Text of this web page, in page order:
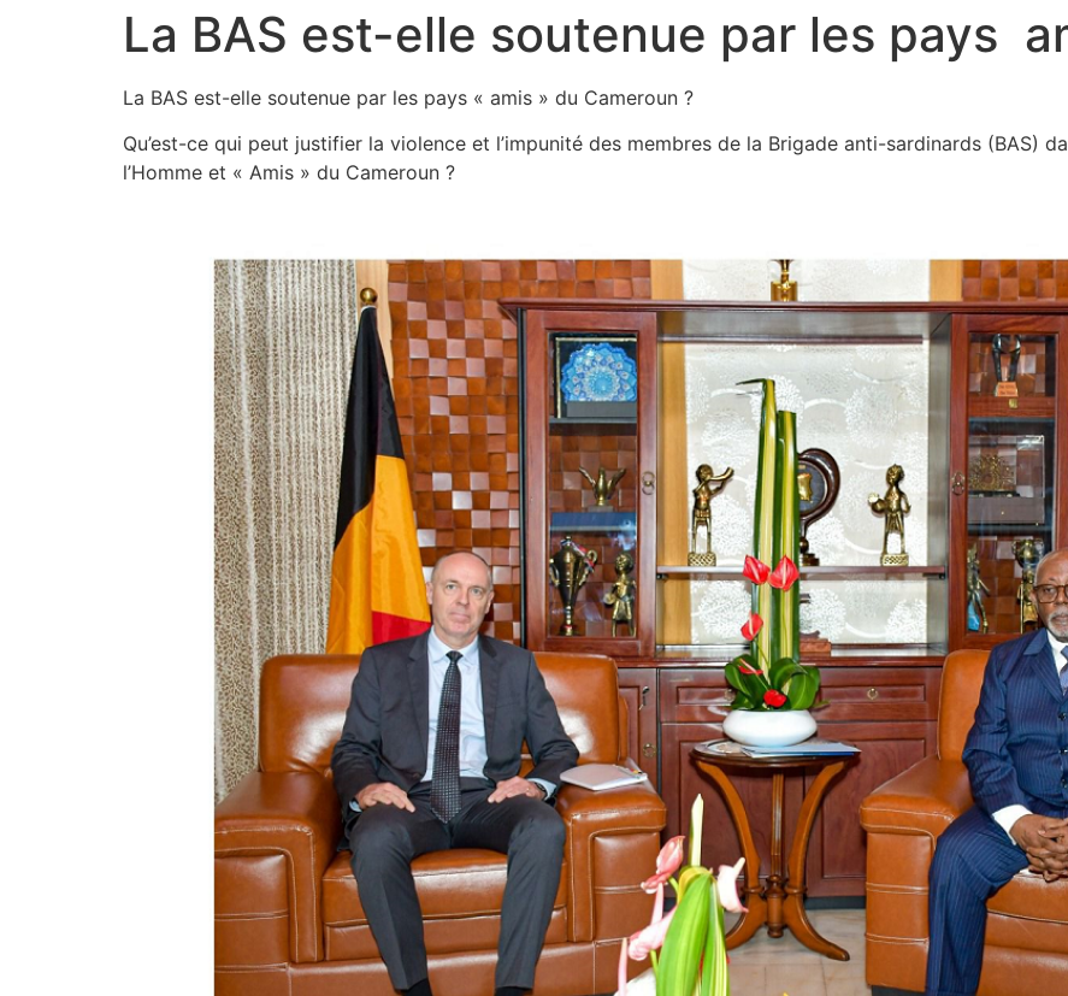
La BAS est-elle soutenue par les pays
La BAS est-elle soutenue par les pays « amis » du Cameroun ?
Qu’est-ce qui peut justifier la violence et l’impunité des membres de la Brigade anti-sardinards (BAS)
l’Homme et « Amis » du Cameroun ?